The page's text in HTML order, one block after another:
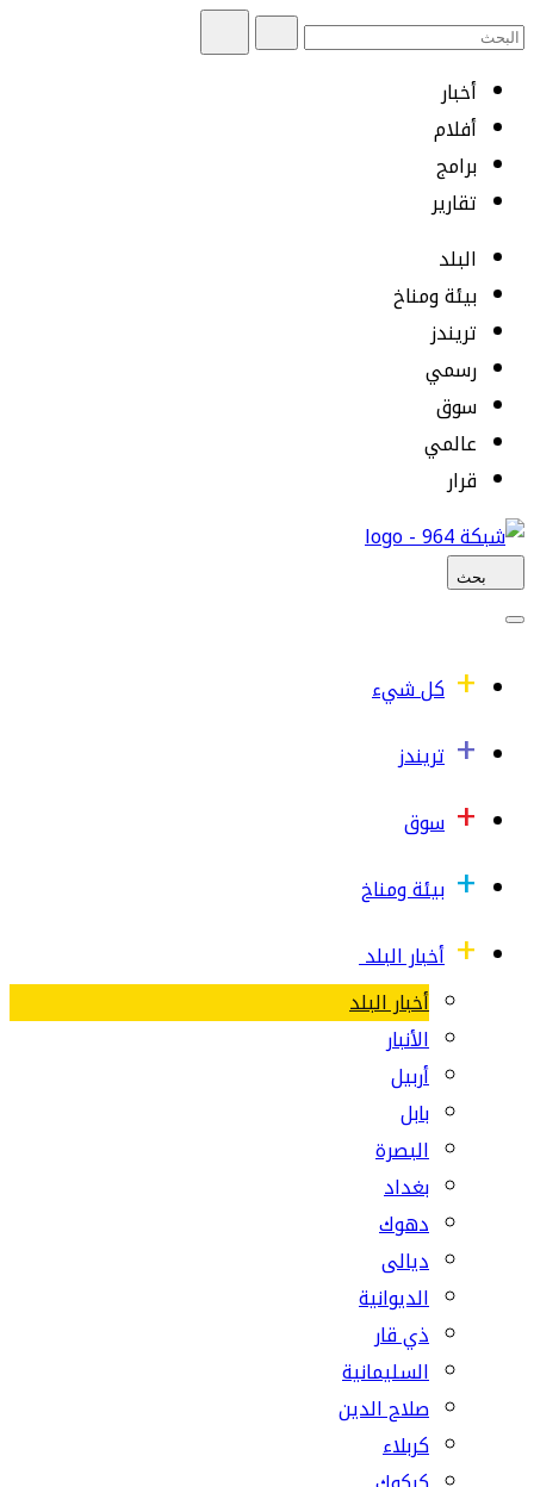
أخبار
أفلام
برامج
تقارير
البلد
بيئة ومناخ
تريندز
رسمي
سوق
عالمي
قرار
بحث
كل شيء
تريندز
سوق
بيئة ومناخ
أخبار البلد
أخبار البلد
الأنبار
أربيل
بابل
البصرة
بغداد
دهوك
ديالى
الديوانية
ذي قار
السليمانية
صلاح الدين
كربلاء